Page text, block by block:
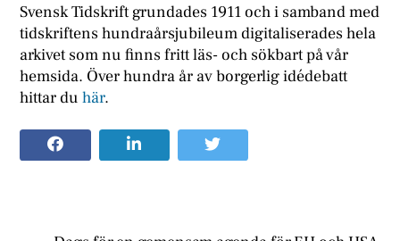
Svensk Tidskrift grundades 1911 och i samband med
tidskriftens hundraårsjubileum digitaliserades hela
arkivet som nu finns fritt läs- och sökbart på vår
hemsida. Över hundra år av borgerlig idédebatt
hittar duhär.